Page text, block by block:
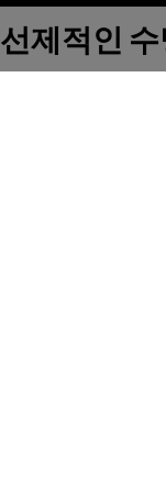
선제적인